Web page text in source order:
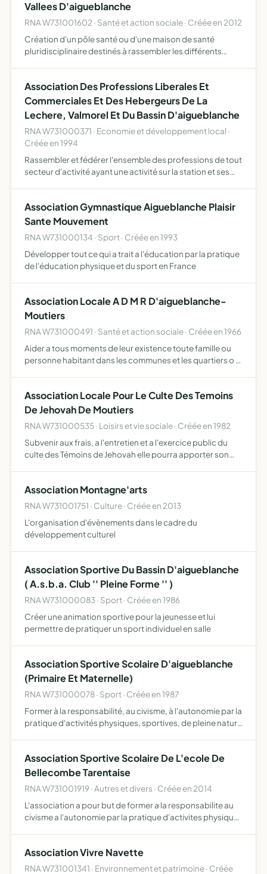
Vallees D'aigueblanche
RNA W731001602 · Santé et action sociale · Créée en 2012
Création d'un pôle santé ou d'une maison de santé
pluridisciplinaire destinés à rassembler les différents
communa…
Association Des Professions Liberales Et
Commerciales Et Des Hebergeurs De La
Lechere, Valmorel Et Du Bassin D'aigueblanche
RNA W731000371 · Economie et développement local ·
Créée en 1994
Rassembler et fédérer l'ensemble des professions de tout
secteur d'activité ayant une activité sur la station et ses
Association Gymnastique Aigueblanche Plaisir
Sante Mouvement
RNA W731000134 · Sport · Créée en 1993
Développer tout ce qui a trait a l'éducation par la pratique
de l'éducation physique et du sport en France
Association Locale A D M R D'aigueblanche-
Moutiers
RNA W731000491 · Santé et action sociale · Créée en 1966
Aider a tous moments de leur existence toute famille ou
personne habitant dans les communes et les quartiers o nj
Association Locale Pour Le Culte Des Temoins
De Jehovah De Moutiers
RNA W731000535 · Loisirs et vie sociale · Créée en 1982
Subvenir aux frais, a l'entretien et a l'exercice public du
culte des Témoins de Jehovah elle pourra apporter son
Association Montagne'arts
RNA W731001751 · Culture · Créée en 2013
L'organisation d'évènements dans le cadre du
développement culturel
Association Sportive Du Bassin D'aigueblanche
( A.s.b.a. Club '' Pleine Forme '' )
RNA W731000083 · Sport · Créée en 1986
Créer une animation sportive pour la jeunesse et lui
permettre de pratiquer un sport individuel en salle
Association Sportive Scolaire D'aigueblanche
(Primaire Et Maternelle)
RNA W731000078 · Sport · Créée en 1987
Former à la responsabilité, au civisme, à l'autonomie par la
pratique d'activités physiques, sportives, de pleine nature
Association Sportive Scolaire De L'ecole De
Bellecombe Tarentaise
RNA W731001919 · Autres et divers · Créée en 2014
L'association a pour but de former a la responsabilite au
civisme a l'autonomie par la pratique d'activites physiques
Association Vivre Navette
RNA W731001341 · Environnement et patrimoine · Créée